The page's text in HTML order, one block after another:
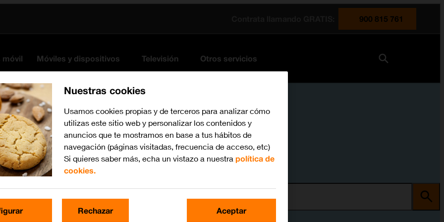
900 815 761
móvil Móviles y dispositivos Televisión Otros servicios
Nuestras cookies
Usamos cookies propias y de terceros para analizar cómo
utilizas este sitio web y personalizar los contenidos y
anuncios que te mostramos en base a tus hábitos de
navegación (páginas visitadas, frecuencia de acceso, etc)
Si quieres saber más, echa un vistazo a nuestra política de
cookies.
Rechazar Aceptar